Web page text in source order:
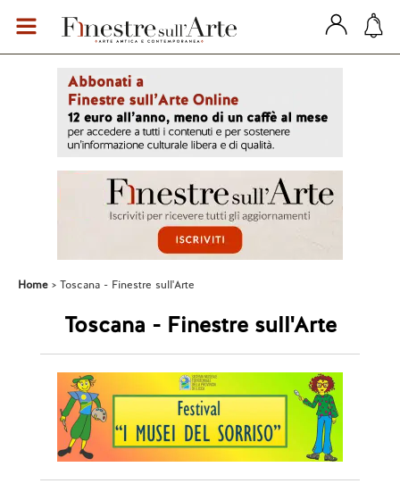
Home Toscana - Finestre sull'Arte
Toscana - Finestre sull'Arte